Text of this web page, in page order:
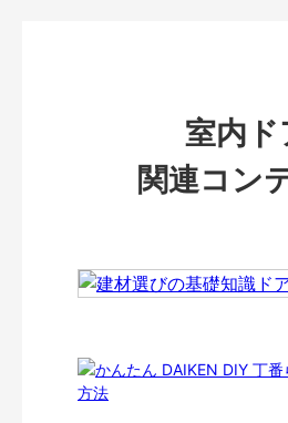
室内ド
関連コン